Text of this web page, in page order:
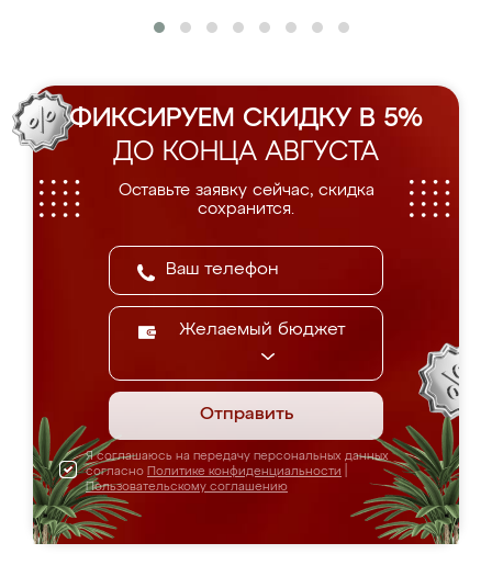
ФИКСИРУЕМ СКИДКУ В 5%
ДО КОНЦА АВГУСТА
Оставьте заявку сейчас, скидка
сохранится.
Желаемый бюджет
Отправить
Я соглашаюсь на передачу персональных данных
согласно Политике конфиденциальности
Пользовательскому соглашению